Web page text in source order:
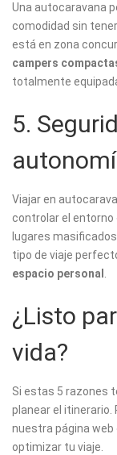
Una autocaravana
comodidad sin
está en zona
campers
totalmente
5.
Viajar en
controlar el entorno
lugares
tipo de viaje
espacio personal .
¿Listo
vida?
Si estas 5 razones
planear el itinerario.
nuestra página web
optimizar tu viaje.